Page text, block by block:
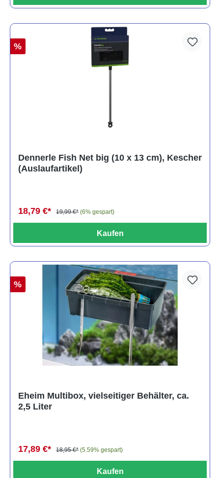
%
Dennerle Fish Net big (10 x 13 cm), Kescher
(Auslaufartikel)
18,79 €* 19,99 €* (6% gespart)
Kaufen
%
Eheim Multibox, vielseitiger Behälter, ca.
2,5 Liter
17,89 €* 18,95 €* (5.59% gespart)
Kaufen